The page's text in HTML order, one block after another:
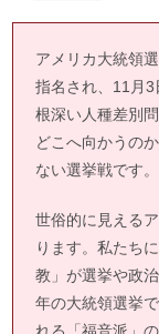
アメリカ大統領
指名され、11月3
根深い人種差別
どこへ向かうの
ない選挙戦です。
世俗的に見える
ります。私たち
教」が選挙や政
年の大統領選挙
れる「福音派」